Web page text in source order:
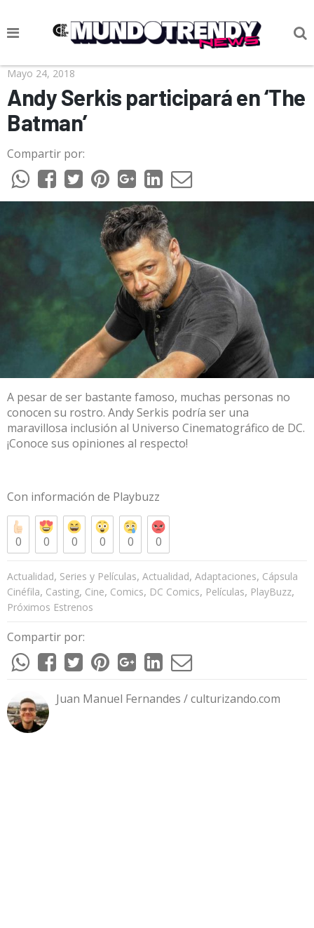
NOTICIAS
CULTURA POP
CIENCIA Y TECNOLOGÍA
VIDA
SOCIEDAD
CULTURIZANDO.COM
Mayo 24, 2018
Andy Serkis participará en ‘The
Batman’
Compartir por:
A pesar de ser bastante famoso, muchas personas no
conocen su rostro. Andy Serkis podría ser una
maravillosa inclusión al Universo Cinematográfico de DC.
¡Conoce sus opiniones al respecto!
Con información de Playbuzz
0 0 0 0 0 0
Actualidad, Series y Películas, Actualidad, Adaptaciones, Cápsula
Cinéfila, Casting, Cine, Comics, DC Comics, Películas, PlayBuzz,
Próximos Estrenos
Compartir por:
Juan Manuel Fernandes / culturizando.com